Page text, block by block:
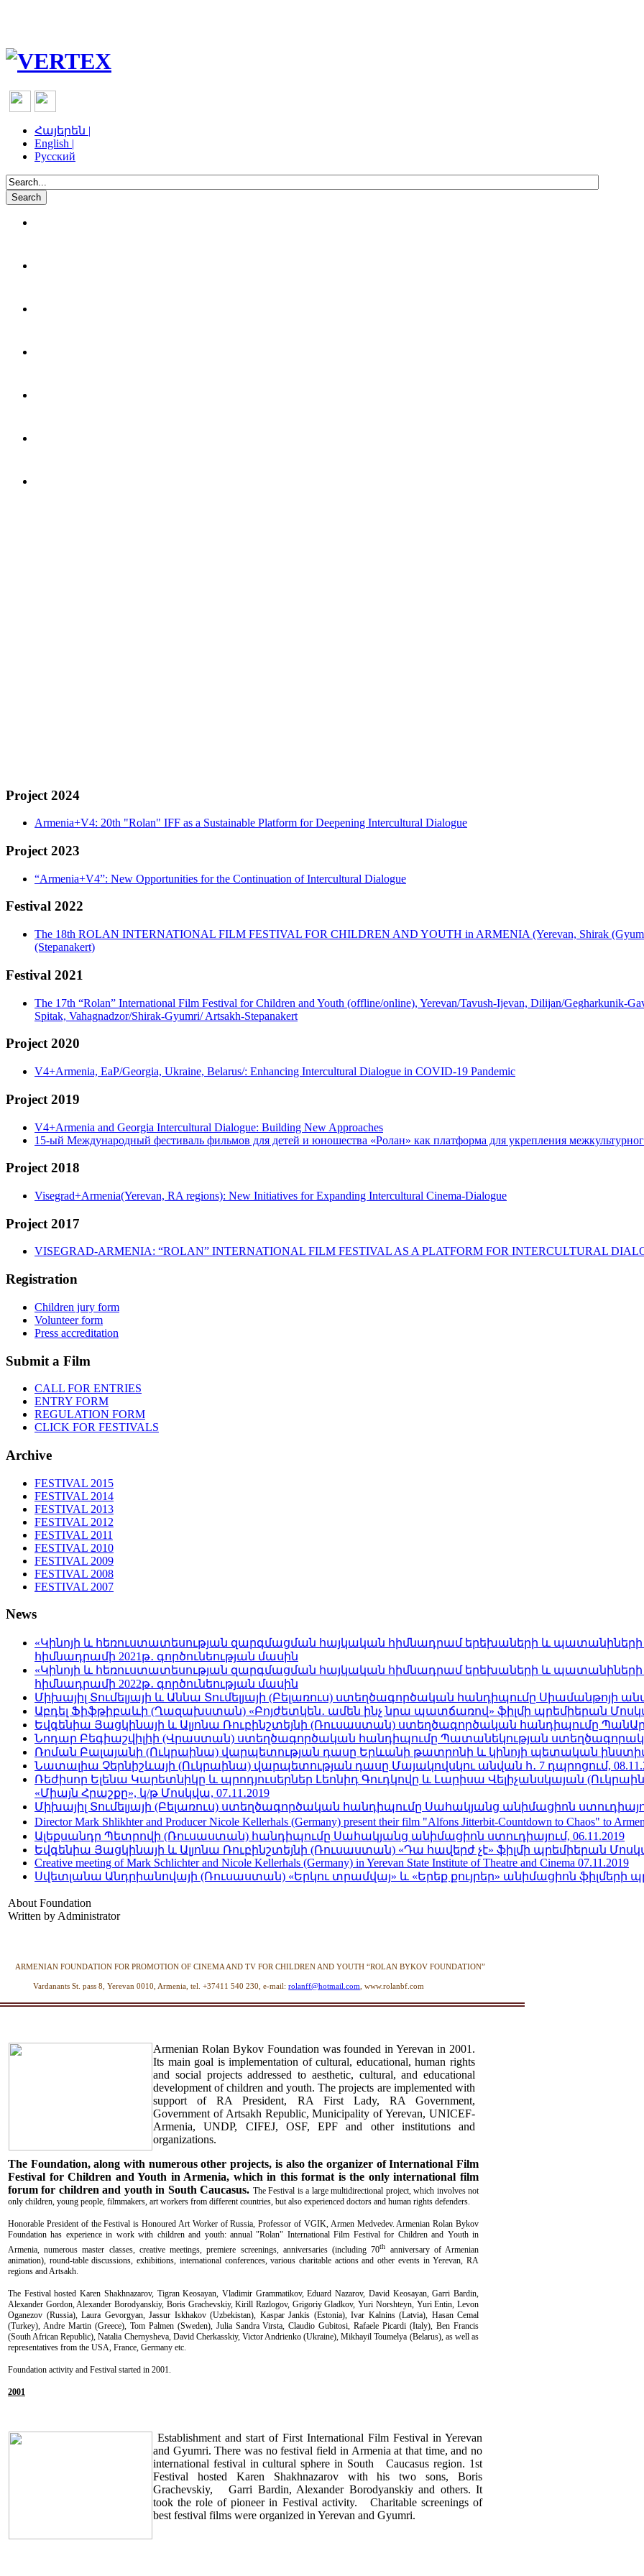
Հայերեն |
English |
Русский
Project 2024
Armenia+V4: 20th "Rolan" IFF as a Sustainable Platform for Deepening Intercultural Dialogue
Project 2023
“Armenia+V4”: New Opportunities for the Continuation of Intercultural Dialogue
Festival 2022
The 18th ROLAN INTERNATIONAL FILM FESTIVAL FOR CHILDREN AND YOUTH in ARMENIA (Yerevan, Shirak
(Stepanakert)
Festival 2021
The 17th “Rolan” International Film Festival for Children and Youth (offline/online), Yerevan/Tavush-Ijevan, Dilijan/Gegharkunik-
Spitak, Vahagnadzor/Shirak-Gyumri/ Artsakh-Stepanakert
Project 2020
V4+Armenia, EaP/Georgia, Ukraine, Belarus/: Enhancing Intercultural Dialogue in COVID-19 Pandemic
Project 2019
V4+Armenia and Georgia Intercultural Dialogue: Building New Approaches
15-ый Международный фестиваль фильмов для детей и юношества «Ролан» как платформа для укрепления
Project 2018
Visegrad+Armenia(Yerevan, RA regions): New Initiatives for Expanding Intercultural Cinema-Dialogue
Project 2017
VISEGRAD-ARMENIA: “ROLAN” INTERNATIONAL FILM FESTIVAL AS A PLATFORM FOR INTERCULTURAL
Registration
Children jury form
Volunteer form
Press accreditation
Submit a Film
CALL FOR ENTRIES
ENTRY FORM
REGULATION FORM
CLICK FOR FESTIVALS
Archive
FESTIVAL 2015
FESTIVAL 2014
FESTIVAL 2013
FESTIVAL 2012
FESTIVAL 2011
FESTIVAL 2010
FESTIVAL 2009
FESTIVAL 2008
FESTIVAL 2007
News
«Կինոյի և հեռուստատեսության զարգմացման հայկական հիմնադրամ երեխաների և պատանիների
հիմնադրամի 2021թ․ գործունեության մասին
«Կինոյի և հեռուստատեսության զարգմացման հայկական հիմնադրամ երեխաների և պատանիների
հիմնադրամի 2022թ․ գործունեության մասին
Միխայիլ Տումելյայի և Աննա Տումելյայի (Բելառուս) ստեղծագործական հանդիպումը Սիամանթոյի
Աբդել Ֆիֆթիբաևի (Ղազախստան) «Բոյժետկեն․ ամեն ինչ նրա պատճառով» ֆիլմի պրեմիերան Մոսկվա
Եվգենիա Յացկինայի և Ալյոնա Ռուբինշտեյնի (Ռուսաստան) ստեղծագործական հանդիպումը
Նոդար Բեգիաշվիլիի (Վրաստան) ստեղծագործական հանդիպումը Պատանեկության ստեղծագորական
Ռոման Բալայանի (Ուկրաինա) վարպետության դասը Երևանի թատրոնի և կինոյի պետական
Նատալիա Չերնիշևայի (Ուկրաինա) վարպետության դասը Մայակովսկու անվան հ․ 7 դպրոցում,
Ռեժիսոր Ելենա Կարետնիկը և պրոդյուսերներ Լեոնիդ Գուդկովը և Լարիսա Վելիչանսկայան
«Միայն Հրաշքը», կ/թ Մոսկվա, 07․11․2019
Միխայիլ Տումելյայի (Բելառուս) ստեղծագործական հանդիպումը Սահակյանց անիմացիոն
Director Mark Shlikhter and Producer Nicole Kellerhals (Germany) present their film "Alfons Jitterbit-Countdown to Chaos" to
Ալեքսանդր Պետրովի (Ռուսաստան) հանդիպումը Սահակյանց անիմացիոն ստուդիայում, 06.11.2019
Եվգենիա Յացկինայի և Ալյոնա Ռուբինշտեյնի (Ռուսաստան) «Դա հավերժ չէ» ֆիլմի պրեմիերան
Creative meeting of Mark Schlichter and Nicole Kellerhals (Germany) in Yerevan State Institute of Theatre and Cinema 07.11.2019
Սվետլանա Անդրիանովայի (Ռուսաստան) «Երկու տրամվայ» և «Երեք քույրեր» անիմացիոն ֆիլմերի
About Foundation
Written by Administrator
ARMENIAN FOUNDATION FOR PROMOTION OF CINEMA AND TV FOR CHILDREN AND YOUTH “ROLAN BYKOV FOUNDATION”
Vardanants St. pass 8, Yerevan 0010, Armenia, tel.+37411 540 230, e-mail:rolanff@hotmail.com , www.rolanbf.com
Armenian Rolan Bykov Foundation was founded in Yerevan in 2001.
Its main goal is implementation of cultural, educational, human rights
and social projects addressed to aesthetic, cultural, and educational
development of children and youth. The projects are implemented with
support of RA President, RA First Lady, RA Government,
Government of Artsakh Republic, Municipality of Yerevan, UNICEF-
Armenia, UNDP, CIFEJ, OSF, EPF and other institutions and
organizations.
The Foundation, along with numerous other projects, is also the organizer of International Film
Festival for Children and Youth in Armenia, which in this format is the only international film
forum for children and youth in South Caucasus. The Festival is a large multidirectional project, which involves not
only children, young people, filmmakers, art workers from different countries, but also experienced doctors and human rights defenders.
Honorable President of the Festival is Honoured Art Worker of Russia, Professor of VGIK, Armen Medvedev. Armenian Rolan Bykov
Foundation has experience in work with children and youth: annual "Rolan" International Film Festival for Children and Youth in
Armenia, numerous master classes, creative meetings, premiere screenings, anniversaries (including 70th
anniversary of Armenian
animation), round-table discussions, exhibitions, international conferences, various charitable actions and other events in Yerevan, RA
regions and Artsakh.
The Festival hosted Karen Shakhnazarov, Tigran Keosayan, Vladimir Grammatikov, Eduard Nazarov, David Keosayan, Garri Bardin,
Alexander Gordon, Alexander Borodyanskiy, Boris Grachevskiy, Kirill Razlogov, Grigoriy Gladkov, Yuri Norshteyn, Yuri Entin, Levon
Oganezov (Russia), Laura Gevorgyan, Jassur Iskhakov (Uzbekistan), Kaspar Jankis (Estonia), Ivar Kalnins (Latvia), Hasan Cemal
(Turkey), Andre Martin (Greece), Tom Palmen (Sweden), Julia Sandra Virsta, Claudio Gubitosi, Rafaele Picardi (Italy), Ben Francis
(South African Republic), Natalia Chernysheva, David Cherkasskiy, Victor Andrienko (Ukraine), Mikhayil Toumelya (Belarus), as well as
representatives from the USA, France, Germany etc.
Foundation activity and Festival started in 2001.
2001
Establishment and start of First International Film Festival in Yerevan
and Gyumri. There was no festival field in Armenia at that time, and no
international festival in cultural sphere in South
Caucasus region. 1st
Festival hosted Karen Shakhnazarov with his two sons, Boris
Grachevskiy,
Garri Bardin, Alexander Borodyanskiy and others. It
took the role of pioneer in Festival activity.
Charitable screenings of
best festival films were organized in Yerevan and Gyumri.